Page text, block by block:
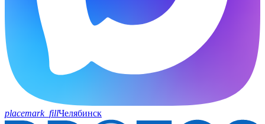
placemark_fillЧелябинск